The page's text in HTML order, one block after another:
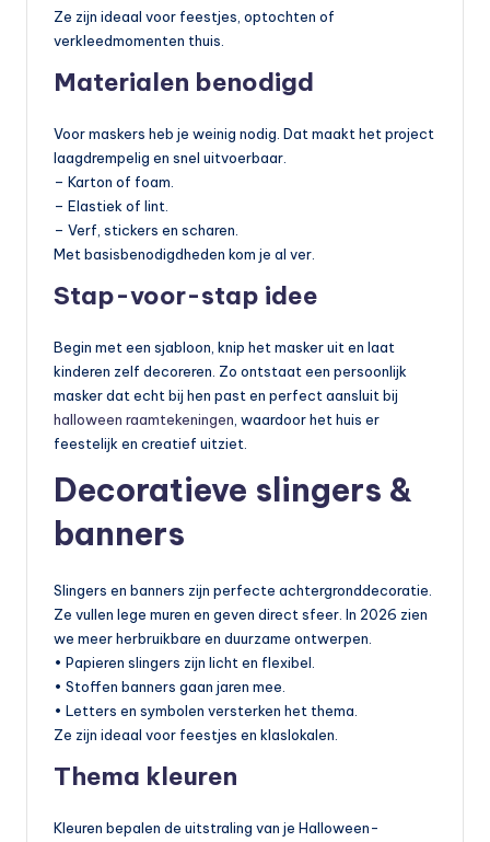
Ze zijn ideaal voor feestjes, optochten of
verkleedmomenten thuis.
Materialen benodigd
Voor maskers heb je weinig nodig. Dat maakt het project
laagdrempelig en snel uitvoerbaar.
– Karton of foam.
– Elastiek of lint.
– Verf, stickers en scharen.
Met basisbenodigdheden kom je al ver.
Stap-voor-stap idee
Begin met een sjabloon, knip het masker uit en laat
kinderen zelf decoreren. Zo ontstaat een persoonlijk
masker dat echt bij hen past en perfect aansluit bij
halloween raamtekeningen , waardoor het huis er
feestelijk en creatief uitziet.
Decoratieve slingers &
banners
Slingers en banners zijn perfecte achtergronddecoratie.
Ze vullen lege muren en geven direct sfeer. In 2026 zien
we meer herbruikbare en duurzame ontwerpen.
• Papieren slingers zijn licht en flexibel.
• Stoffen banners gaan jaren mee.
• Letters en symbolen versterken het thema.
Ze zijn ideaal voor feestjes en klaslokalen.
Thema kleuren
Kleuren bepalen de uitstraling van je Halloween-